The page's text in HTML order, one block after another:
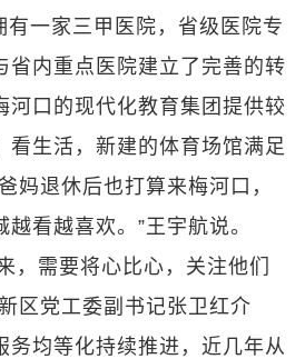
有一家三甲医院，省级医院专
省内重点医院建立了完善的转
河口的现代化教育集团提供较
看生活，新建的体育场馆满足
妈退休后也打算来梅河口，
看越喜欢。”王宇航说。
，需要将心比心，关注他们
区党工委副书记张卫红介
务均等化持续推进，近几年从